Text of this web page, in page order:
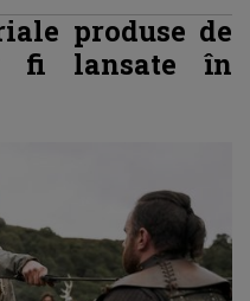
produse de
fi lansate în